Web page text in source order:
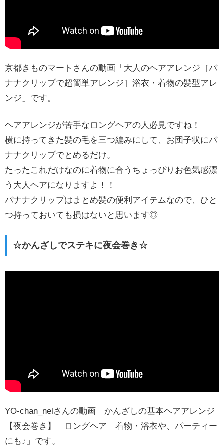
京都きものマートさんの動画「大人のヘアアレンジ［バ
ナナクリップで超簡単アレンジ］浴衣・着物の髪型アレ
ンジ」です。
ヘアアレンジが苦手なロングヘアの人必見ですね！
横に持ってきた髪の毛を三つ編みにして、お団子状にバ
ナナクリップでとめるだけ。
たったこれだけなのに着物に合うちょっぴりお色気感漂
う大人ヘアになりますよ！！
バナナクリップはまとめ髪の便利アイテムなので、ひと
つ持っておいても損はないと思います◎
☆かんざしでステキに夜会巻き☆
YO-chan_nelさんの動画「かんざしの基本ヘアアレンジ
【夜会巻き】 ロングヘア 着物・浴衣や、パーティー
にも♪」です。